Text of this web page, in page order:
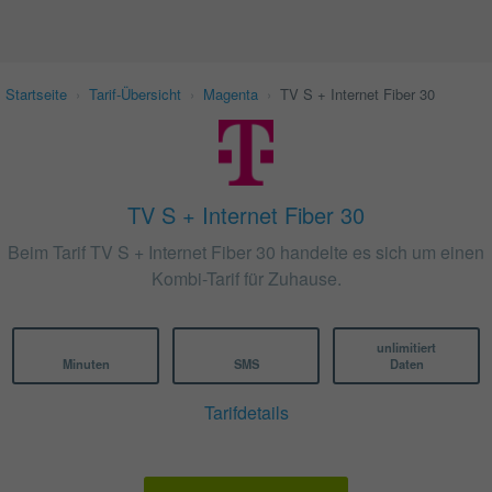
Startseite Tarif-Übersicht Magenta TV S + Internet Fiber 30
TV S + Internet Fiber 30
Beim Tarif TV S + Internet Fiber 30 handelte es sich um einen
Kombi-Tarif für Zuhause.
Minuten SMS
unlimitiert
Daten
Tarifdetails